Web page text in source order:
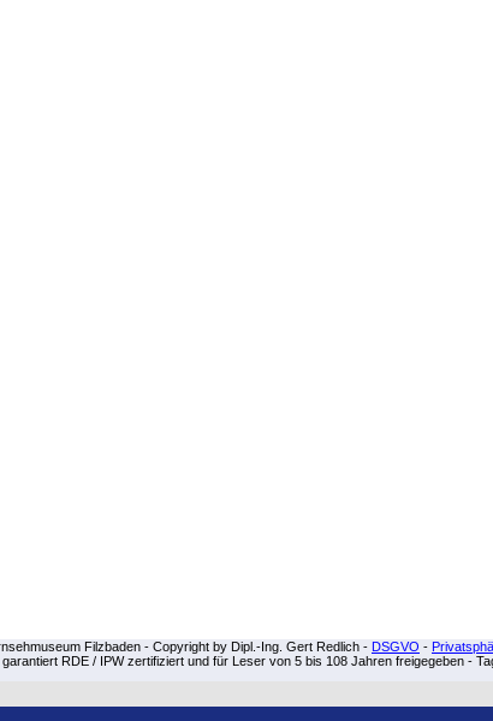
Filzbaden - Copyright by Dipl.-Ing. Gert Redlich - DSGVO -
RDE / IPW zertifiziert und für Leser von 5 bis 108 Jahren freigegeben -